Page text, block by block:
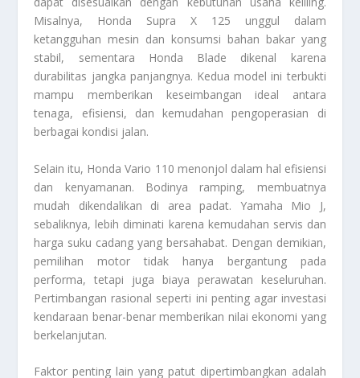
Misalnya, Honda Supra X 125 unggul dalam
ketangguhan mesin dan konsumsi bahan bakar yang
stabil, sementara Honda Blade dikenal karena
durabilitas jangka panjangnya. Kedua model ini terbukti
mampu memberikan keseimbangan ideal antara
tenaga, efisiensi, dan kemudahan pengoperasian di
berbagai kondisi jalan.
Selain itu, Honda Vario 110 menonjol dalam hal efisiensi
dan kenyamanan. Bodinya ramping, membuatnya
mudah dikendalikan di area padat. Yamaha Mio J,
sebaliknya, lebih diminati karena kemudahan servis dan
harga suku cadang yang bersahabat. Dengan demikian,
pemilihan motor tidak hanya bergantung pada
performa, tetapi juga biaya perawatan keseluruhan.
Pertimbangan rasional seperti ini penting agar investasi
kendaraan benar-benar memberikan nilai ekonomi yang
berkelanjutan.
Faktor penting lain yang patut dipertimbangkan adalah